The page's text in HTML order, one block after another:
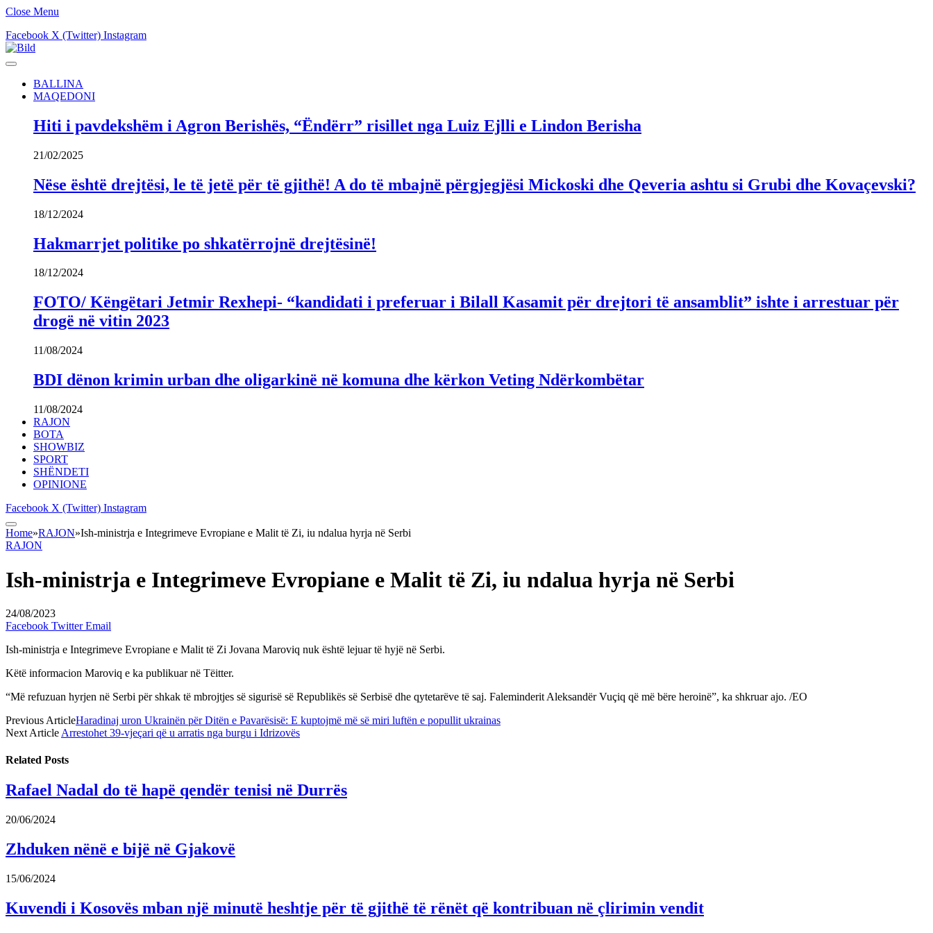
Close Menu
Facebook X (Twitter) Instagram
BALLINA
MAQEDONI
Hiti i pavdekshëm i Agron Berishës, “Ëndërr” risillet nga Luiz Ejlli e Lindon Berisha
21/02/2025
Nëse është drejtësi, le të jetë për të gjithë! A do të mbajnë përgjegjësi Mickoski dhe Qeveria ashtu si Grubi dhe Kovaçevski?
18/12/2024
Hakmarrjet politike po shkatërrojnë drejtësinë!
18/12/2024
FOTO/ Këngëtari Jetmir Rexhepi- “kandidati i preferuar i Bilall Kasamit për drejtori të ansamblit” ishte i arrestuar për
drogë në vitin 2023
11/08/2024
BDI dënon krimin urban dhe oligarkinë në komuna dhe kërkon Veting Ndërkombëtar
11/08/2024
RAJON
BOTA
SHOWBIZ
SPORT
SHËNDETI
OPINIONE
Facebook X (Twitter) Instagram
Home»RAJON»Ish-ministrja e Integrimeve Evropiane e Malit të Zi, iu ndalua hyrja në Serbi
RAJON
Ish-ministrja e Integrimeve Evropiane e Malit të Zi, iu ndalua hyrja në Serbi
24/08/2023
Facebook Twitter Email
Ish-ministrja e Integrimeve Evropiane e Malit të Zi Jovana Maroviq nuk është lejuar të hyjë në Serbi.
Këtë informacion Maroviq e ka publikuar në Tëitter.
“Më refuzuan hyrjen në Serbi për shkak të mbrojtjes së sigurisë së Republikës së Serbisë dhe qytetarëve të saj. Faleminderit Aleksandër Vuçiq që më bëre heroinë”, ka shkruar ajo. /EO
Previous ArticleHaradinaj uron Ukrainën për Ditën e Pavarësisë: E kuptojmë më së miri luftën e popullit ukrainas
Next Article Arrestohet 39-vjeçari që u arratis nga burgu i Idrizovës
Related Posts
Rafael Nadal do të hapë qendër tenisi në Durrës
20/06/2024
Zhduken nënë e bijë në Gjakovë
15/06/2024
Kuvendi i Kosovës mban një minutë heshtje për të gjithë të rënët që kontribuan në çlirimin vendit